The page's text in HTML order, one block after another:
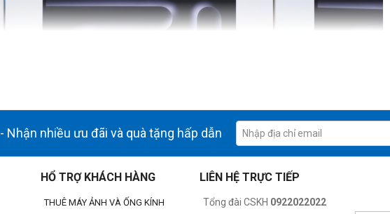
- Nhận nhiều ưu đãi và quà tặng hấp dẫn
HỔ TRỢ KHÁCH HÀNG
THUÊ MÁY ẢNH VÀ ỐNG KÍNH
LIÊN HỆ TRỰC TIẾP
Tổng đài CSKH 0922022022